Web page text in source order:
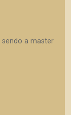
a master